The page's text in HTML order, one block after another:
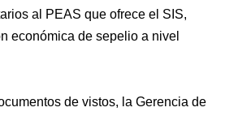
al PEAS que ofrece el SIS,
económica de sepelio a nivel
de vistos, la Gerencia de